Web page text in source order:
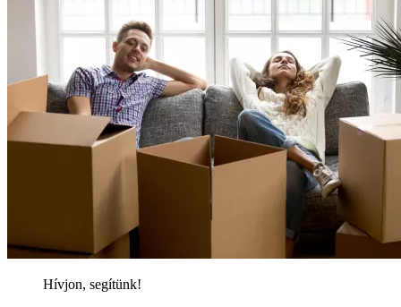
Hívjon, segítünk!